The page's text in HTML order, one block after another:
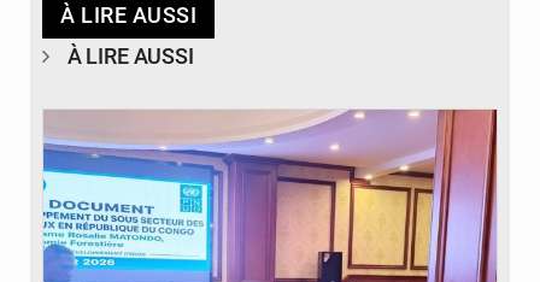
À LIRE AUSSI
À LIRE AUSSI